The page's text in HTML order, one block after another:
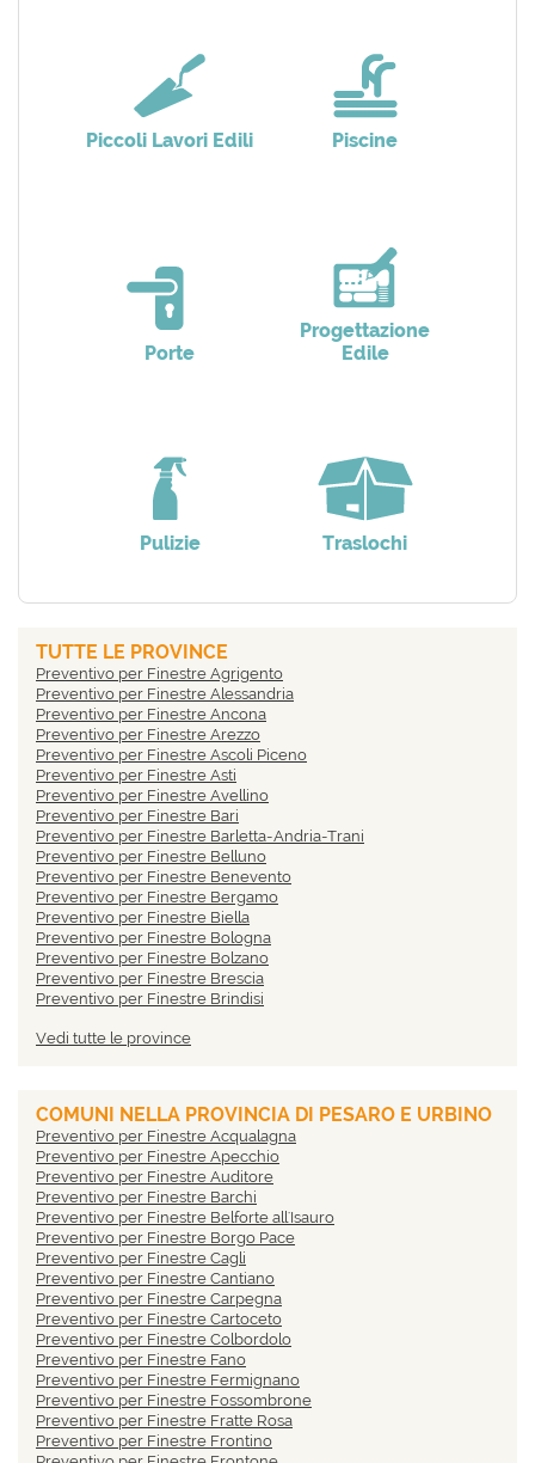
Piccoli Lavori Edili Piscine
Porte
Progettazione
Edile
Pulizie Traslochi
TUTTE LE PROVINCE
Preventivo per Finestre Agrigento
Preventivo per Finestre Alessandria
Preventivo per Finestre Ancona
Preventivo per Finestre Arezzo
Preventivo per Finestre Ascoli Piceno
Preventivo per Finestre Asti
Preventivo per Finestre Avellino
Preventivo per Finestre Bari
Preventivo per Finestre Barletta-Andria-Trani
Preventivo per Finestre Belluno
Preventivo per Finestre Benevento
Preventivo per Finestre Bergamo
Preventivo per Finestre Biella
Preventivo per Finestre Bologna
Preventivo per Finestre Bolzano
Preventivo per Finestre Brescia
Preventivo per Finestre Brindisi
Preventivo per Finestre Caltanissetta
Preventivo per Finestre Catania
Preventivo per Finestre Catanzaro
Preventivo per Finestre Chieti
Preventivo per Finestre Como
Preventivo per Finestre Cosenza
Preventivo per Finestre Cremona
Preventivo per Finestre Crotone
Preventivo per Finestre Cuneo
Preventivo per Finestre Enna
Preventivo per Finestre Fermo
Preventivo per Finestre Ferrara
Preventivo per Finestre Firenze
Preventivo per Finestre Foggia
Preventivo per Finestre Forlì-Cesena
Preventivo per Finestre Frosinone
Preventivo per Finestre Genova
Preventivo per Finestre Gorizia
Vedi tutte le province
COMUNI NELLA PROVINCIA DI PESARO E URBINO
Preventivo per Finestre Acqualagna
Preventivo per Finestre Apecchio
Preventivo per Finestre Auditore
Preventivo per Finestre Barchi
Preventivo per Finestre Belforte all'Isauro
Preventivo per Finestre Borgo Pace
Preventivo per Finestre Cagli
Preventivo per Finestre Cantiano
Preventivo per Finestre Carpegna
Preventivo per Finestre Cartoceto
Preventivo per Finestre Colbordolo
Preventivo per Finestre Fano
Preventivo per Finestre Fermignano
Preventivo per Finestre Fossombrone
Preventivo per Finestre Fratte Rosa
Preventivo per Finestre Frontino